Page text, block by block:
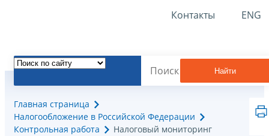
Контакты ENG
Найти
Главная страница
Налогообложение в Российской Федерации
Контрольная работа
Налоговый мониторинг